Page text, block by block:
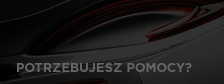
POTRZEBUJESZ POMOCY?